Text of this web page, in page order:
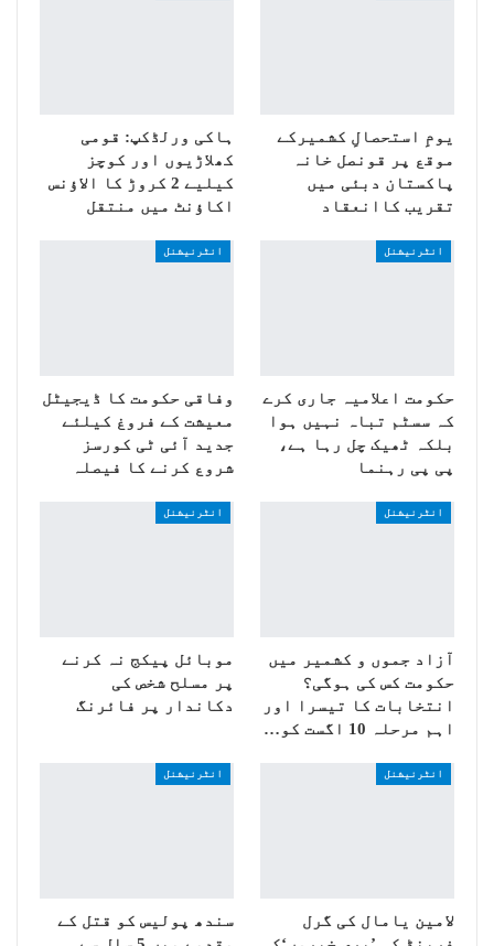
ہاکی ورلڈکپ: قومی
کھلاڑیوں اور کوچز
کیلیے 2 کروڑ کا الاؤنس
اکاؤنٹ میں منتقل
یومِ استحصالِ کشمیرکے
موقع پر قونصل خانہ
پاکستان دبئی میں
تقریب کاانعقاد
انٹرنیشنل
وفاقی حکومت کا ڈیجیٹل
معیشت کے فروغ کیلئے
جدید آئی ٹی کورسز
شروع کرنے کا فیصلہ
انٹرنیشنل
حکومت اعلامیہ جاری کرے
کہ سسٹم تباہ نہیں ہوا
بلکہ ٹھیک چل رہا ہے،
پی پی رہنما
انٹرنیشنل
موبائل پیکج نہ کرنے
پر مسلح شخص کی
دکاندار پر فائرنگ
انٹرنیشنل
آزاد جموں و کشمیر میں
حکومت کس کی ہوگی؟
انتخابات کا تیسرا اور
اہم مرحلہ 10 اگست کو…
انٹرنیشنل
سندھ پولیس کو قتل کے
انٹرنیشنل
لامین یامال کی گرل